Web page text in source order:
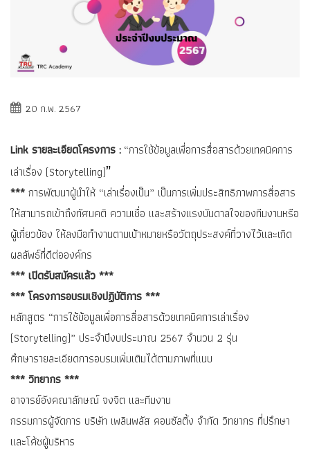
20 ก.พ. 2567
Link รายละเอียดโครงการ : “การใช้ข้อมูลเพื่อการสื่อสารด้วยเทคนิคการ
เล่าเรื่อง (Storytelling)”
*** การพัฒนาผู้นำให้ “เล่าเรื่องเป็น” เป็นการเพิ่มประสิทธิภาพการสื่อสาร
ให้สามารถเข้าถึงทัศนคติ ความเชื่อ และสร้างแรงบันดาลใจของทีมงานหรือ
ผู้เกี่ยวข้อง ให้ลงมือทำงานตามเป้าหมายหรือวัตถุประสงค์ที่วางไว้และเกิด
ผลลัพธ์ที่ดีต่อองค์กร
*** เปิดรับสมัครแล้ว ***
*** โครงการอบรมเชิงปฏิบัติการ ***
หลักสูตร “การใช้ข้อมูลเพื่อการสื่อสารด้วยเทคนิคการเล่าเรื่อง
(Storytelling)” ประจำปีงบประมาณ 2567 จำนวน 2 รุ่น
ศึกษารายละเอียดการอบรมเพิ่มเติมได้ตามภาพที่แนบ
*** วิทยากร ***
อาจารย์อังคณาลักษณ์ จงจิต และทีมงาน
กรรมการผู้จัดการ บริษัท เพลินพลัส คอนซัลติ้ง จำกัด วิทยากร ที่ปรึกษา
และโค้ชผู้บริหาร